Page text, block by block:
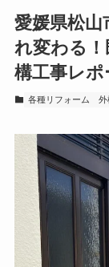
愛媛県松
れ変わる
構工事レポ
各種リフォーム 外